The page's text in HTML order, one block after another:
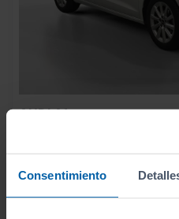
Consentimiento
AUDI A1